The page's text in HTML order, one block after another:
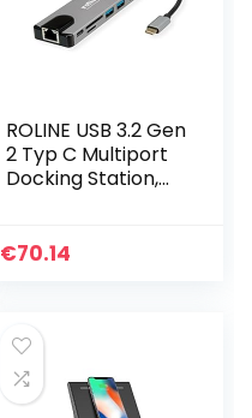
ROLINE USB 3.2 Gen
2 Typ C Multiport
Docking Station,
€70.14